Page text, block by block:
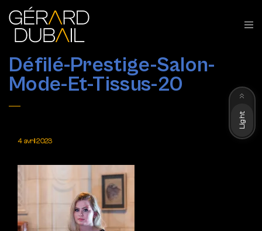
Défilé-Prestige-Salon-
Mode-Et-Tissus-20
4 avril 2023
Light
Dark